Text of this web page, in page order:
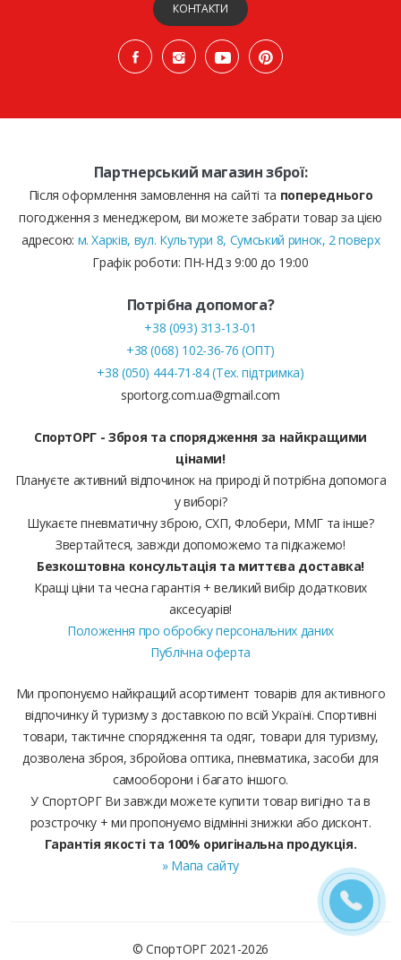
КОНТАКТИ
Партнерський магазин зброї:
Після оформлення замовлення на сайті та попереднього
погодження з менеджером, ви можете забрати товар за цією
адресою: м. Харків, вул. Культури 8, Сумський ринок, 2 поверх
Графік роботи: ПН-НД з 9:00 до 19:00
Потрібна допомога?
+38 (093) 313-13-01
+38 (068) 102-36-76 (ОПТ)
+38 (050) 444-71-84 (Тех. підтримка)
sportorg.com.ua@gmail.com
СпортОРГ - Зброя та спорядження за найкращими
цінами!
Плануєте активний відпочинок на природі й потрібна допомога
у виборі?
Шукаєте пневматичну зброю, СХП, Флобери, ММГ та інше?
Звертайтеся, завжди допоможемо та підкажемо!
Безкоштовна консультація та миттєва доставка!
Кращі ціни та чесна гарантія + великий вибір додаткових
аксесуарів!
Положення про обробку персональних даних
Публічна оферта
Ми пропонуємо найкращий асортимент товарів для активного
відпочинку й туризму з доставкою по всій Україні. Спортивні
товари, тактичне спорядження та одяг, товари для туризму,
дозволена зброя, збройова оптика, пневматика, засоби для
самооборони і багато іншого.
У СпортОРГ Ви завжди можете купити товар вигідно та в
розстрочку + ми пропонуємо відмінні знижки або дисконт.
Гарантія якості та 100% оригінальна продукція.
» Мапа сайту
© СпортОРГ 2021-2026